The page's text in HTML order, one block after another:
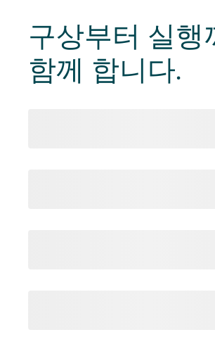
구상부터 실행
함께 합니다.